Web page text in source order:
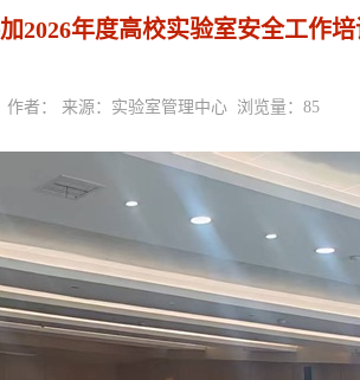
2026年度高校实验室安全工作
作者： 来源：实验室管理中心 浏览量： 85